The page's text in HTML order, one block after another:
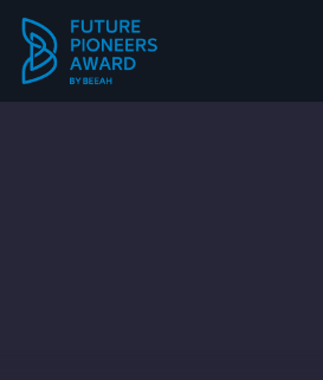
Main Navigation